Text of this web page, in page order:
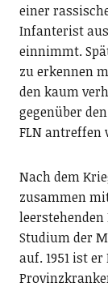
einer
Infanterist
einnimmt.
zu erkennen
den kaum
gegenüber
FLN antreffen
Nach dem
zusammen
Studium der
auf. 1951 ist